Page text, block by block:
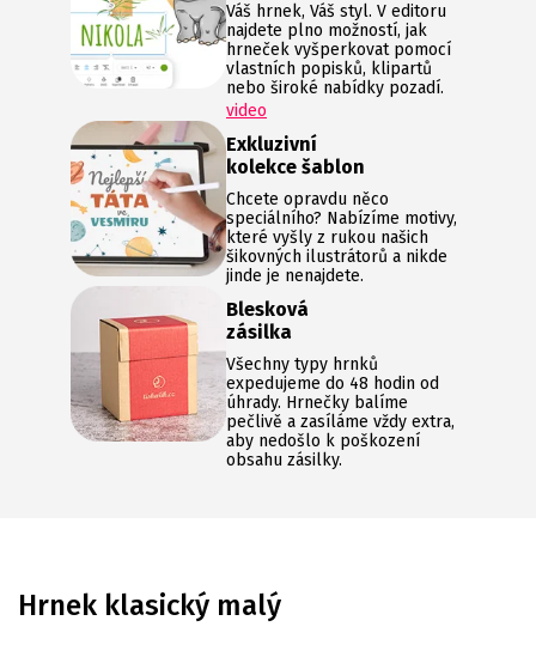
Váš hrnek, Váš styl. V editoru
najdete plno možností, jak
hrneček vyšperkovat pomocí
vlastních popisků, klipartů
nebo široké nabídky pozadí.
video
Exkluzivní
kolekce šablon
Chcete opravdu něco
speciálního? Nabízíme motivy,
které vyšly z rukou našich
šikovných ilustrátorů a nikde
jinde je nenajdete.
Blesková
zásilka
Všechny typy hrnků
expedujeme do 48 hodin od
úhrady. Hrnečky balíme
pečlivě a zasíláme vždy extra,
aby nedošlo k poškození
obsahu zásilky.
Hrnek klasický malý